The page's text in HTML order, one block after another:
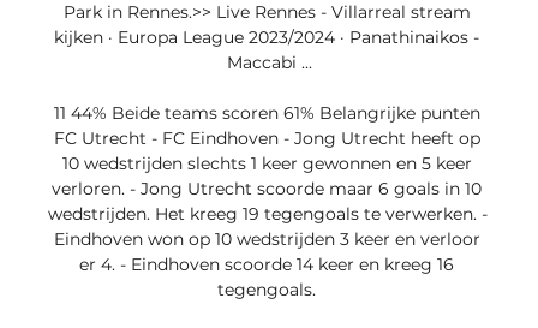
Park in Rennes.>> Live Rennes - Villarreal stream
kijken · Europa League 2023/2024 · Panathinaikos -
Maccabi ...
11 44% Beide teams scoren 61% Belangrijke punten
FC Utrecht - FC Eindhoven - Jong Utrecht heeft op
10 wedstrijden slechts 1 keer gewonnen en 5 keer
verloren. - Jong Utrecht scoorde maar 6 goals in 10
wedstrijden. Het kreeg 19 tegengoals te verwerken. -
Eindhoven won op 10 wedstrijden 3 keer en verloor
er 4. - Eindhoven scoorde 14 keer en kreeg 16
tegengoals.